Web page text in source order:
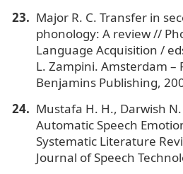
Major R. C. Transfer in
phonology: A review //
Language Acquisition /
L. Zampini. Amsterdam –
Benjamins Publishing,
Mustafa H. H., Darwish
Automatic Speech
Systematic Literature
Journal of Speech